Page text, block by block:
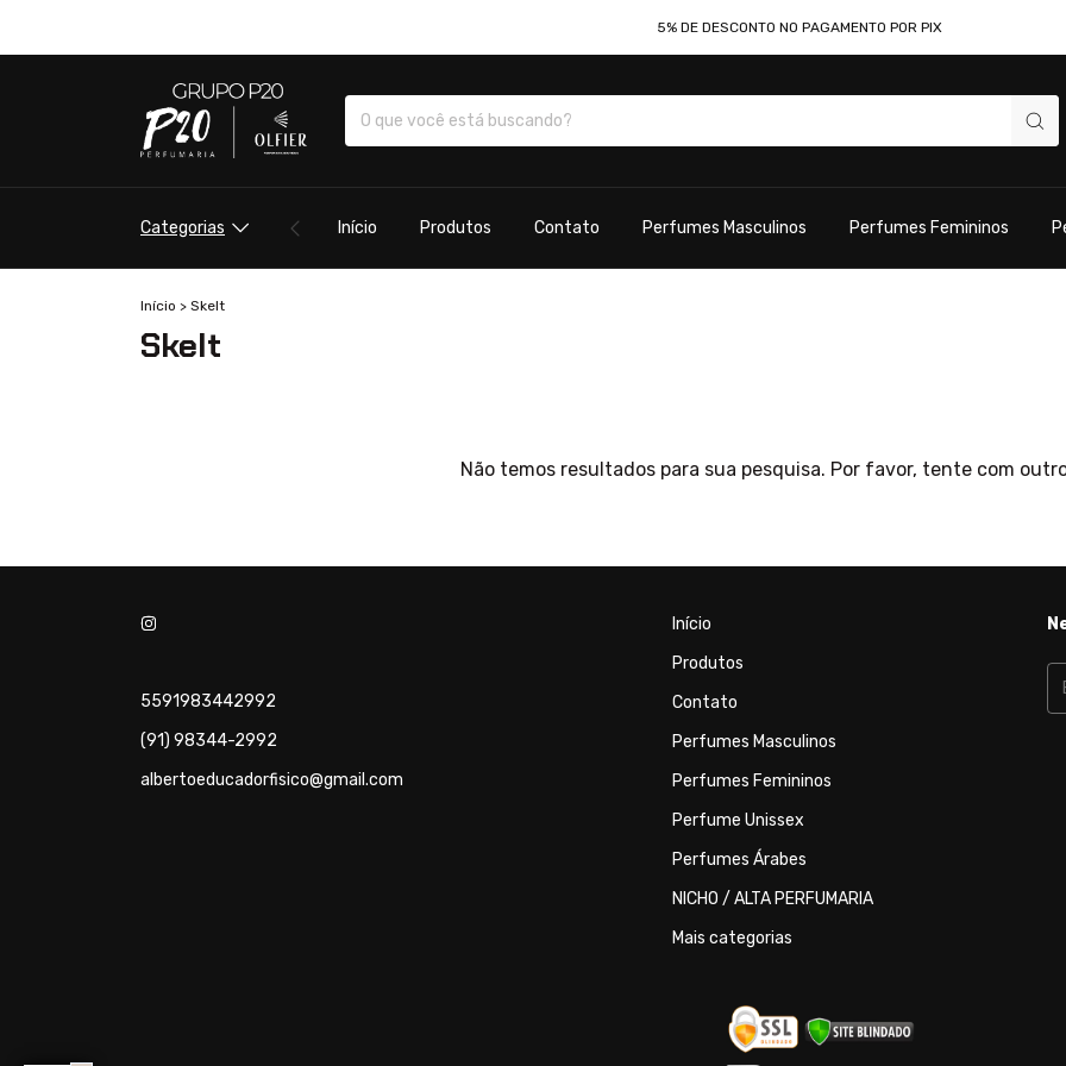
5% DE DESCONTO NO PAGAMENTO POR PIX
Categorias Início Produtos Contato Perfumes Masculinos Perfumes Femininos
Início > Skelt
Skelt
Não temos resultados para sua pesquisa. Por favor, tente com
5591983442992
(91) 98344-2992
albertoeducadorfisico@gmail.com
Início
Produtos
Contato
Perfumes Masculinos
Perfumes Femininos
Perfume Unissex
Perfumes Árabes
NICHO / ALTA PERFUMARIA
Mais categorias